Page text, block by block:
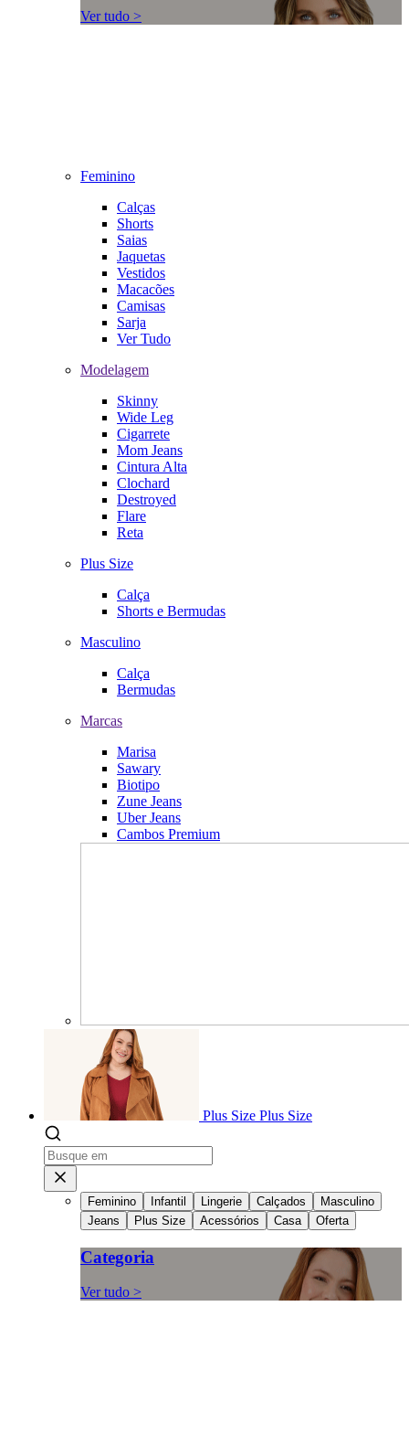
Ver tudo >
Feminino
Calças
Shorts
Saias
Jaquetas
Vestidos
Macacões
Camisas
Sarja
Ver Tudo
Modelagem
Skinny
Wide Leg
Cigarrete
Mom Jeans
Cintura Alta
Clochard
Destroyed
Flare
Reta
Plus Size
Calça
Shorts e Bermudas
Masculino
Calça
Bermudas
Marcas
Marisa
Sawary
Biotipo
Zune Jeans
Uber Jeans
Cambos Premium
Plus Size Plus Size
Feminino Infantil Lingerie Calçados
Masculino
Jeans
Plus Size Acessórios Casa Oferta
Categoria
Ver tudo >